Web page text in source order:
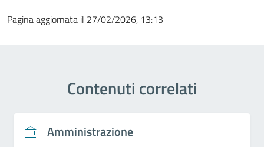
Pagina aggiornata il 27/02/2026, 13:13
Contenuti correlati
Amministrazione